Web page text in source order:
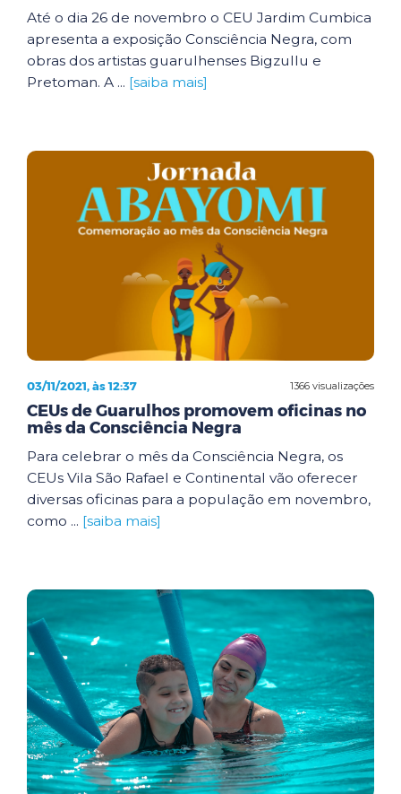
Até o dia 26 de novembro o CEU Jardim Cumbica
apresenta a exposição Consciência Negra, com
obras dos artistas guarulhenses Bigzullu e
Pretoman. A ... [saiba mais]
1366 visualizações
03/11/2021, às 12:37
CEUs de Guarulhos promovem oficinas no
mês da Consciência Negra
Para celebrar o mês da Consciência Negra, os
CEUs Vila São Rafael e Continental vão oferecer
diversas oficinas para a população em novembro,
como ... [saiba mais]